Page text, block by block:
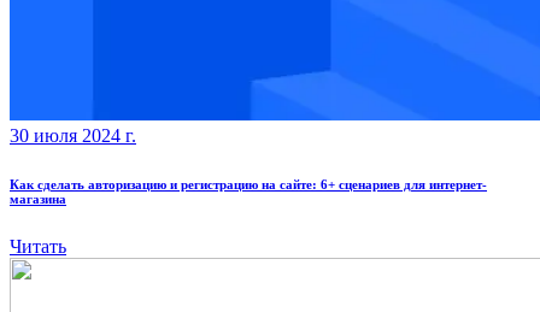
30 июля 2024 г.
Как сделать авторизацию и регистрацию на сайте: 6+ сценариев для интернет-
магазина
Читать